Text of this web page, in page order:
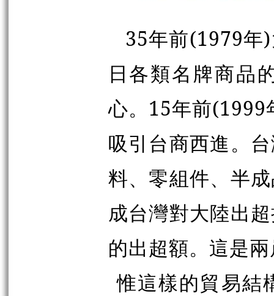
35年前(1979年
日各類名牌商品
心。15年前(1999
吸引台商西進。
料、零組件、半
成台灣對大陸出
的出超額。這是
惟這樣的貿易結